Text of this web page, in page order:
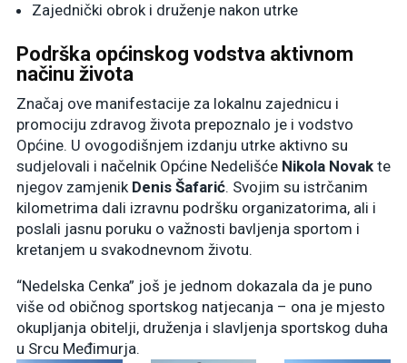
Zajednički obrok i druženje nakon utrke
Podrška općinskog vodstva aktivnom
načinu života
Značaj ove manifestacije za lokalnu zajednicu i
promociju zdravog života prepoznalo je i vodstvo
Općine. U ovogodišnjem izdanju utrke aktivno su
sudjelovali i načelnik Općine Nedelišće Nikola Novak te
njegov zamjenik Denis Šafarić. Svojim su istrčanim
kilometrima dali izravnu podršku organizatorima, ali i
poslali jasnu poruku o važnosti bavljenja sportom i
kretanjem u svakodnevnom životu.
“Nedelska Cenka” još je jednom dokazala da je puno
više od običnog sportskog natjecanja – ona je mjesto
okupljanja obitelji, druženja i slavljenja sportskog duha
u Srcu Međimurja.